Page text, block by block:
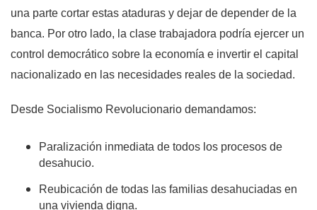
una parte cortar estas ataduras y dejar de depender de la
banca. Por otro lado, la clase trabajadora podría ejercer un
control democrático sobre la economía e invertir el capital
nacionalizado en las necesidades reales de la sociedad.
Desde Socialismo Revolucionario demandamos:
Paralización inmediata de todos los procesos de
desahucio.
Reubicación de todas las familias desahuciadas en
una vivienda digna.